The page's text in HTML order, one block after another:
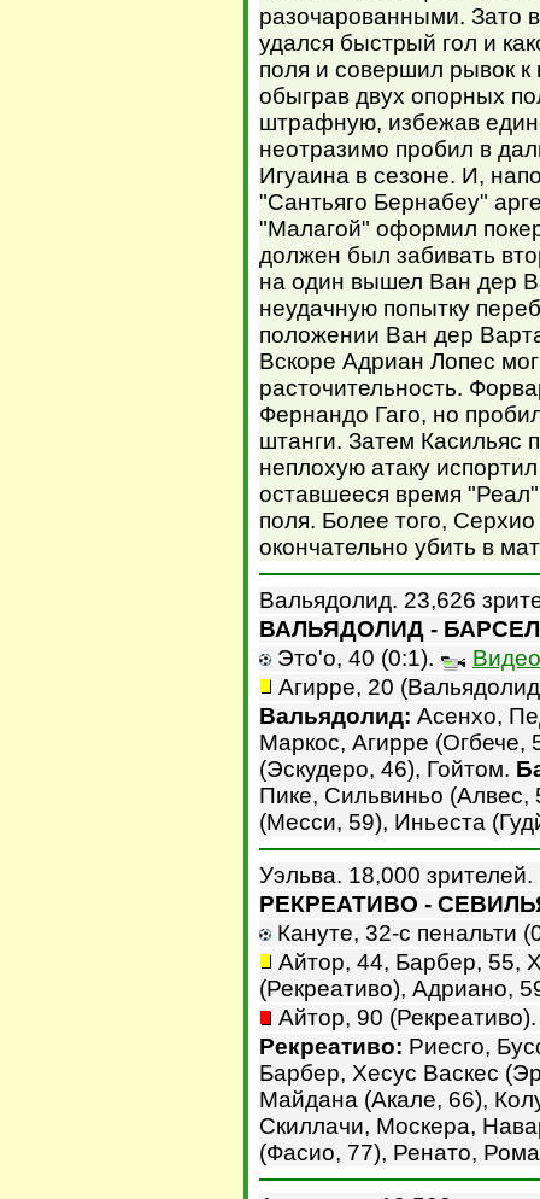
разочарованными. Зато
удался быстрый гол и
поля и совершил рывок
обыграв двух опорных
штрафную, избежав
неотразимо пробил в
Игуаина в сезоне. И,
"Сантьяго Бернабеу"
"Малагой" оформил
должен был забивать
на один вышел Ван дер
неудачную попытку
положении Ван дер
Вскоре Адриан Лопес
расточительность.
Фернандо Гаго, но
штанги. Затем Касильяс
неплохую атаку
оставшееся время
поля. Более того,
окончательно убить в
Вальядолид. 23,626
ВАЛЬЯДОЛИД -
Это'о, 40 (0:1).
Агирре, 20
Вальядолид: Асенхо,
Маркос, Агирре
(Эскудеро, 46), Гойтом.
Пике, Сильвиньо (Алвес,
(Месси, 59), Иньеста
Уэльва. 18,000 зрителей.
РЕКРЕАТИВО -
Кануте, 32-с пенальти
Айтор, 44, Барбер, 55,
(Рекреативо), Адриано,
Айтор, 90 (Рекреативо).
Рекреативо: Риесго,
Барбер, Хесус Васкес
Майдана (Акале, 66),
Скиллачи, Москера,
(Фасио, 77), Ренато,